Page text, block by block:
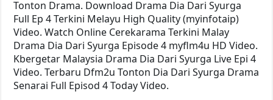
Tonton Drama. Download Drama Dia Dari Syurga
Full Ep 4 Terkini Melayu High Quality (myinfotaip)
Video. Watch Online Cerekarama Terkini Malay
Drama Dia Dari Syurga Episode 4 myflm4u HD Video.
Kbergetar Malaysia Drama Dia Dari Syurga Live Epi 4
Video. Terbaru Dfm2u Tonton Dia Dari Syurga Drama
Senarai Full Episod 4 Today Video.